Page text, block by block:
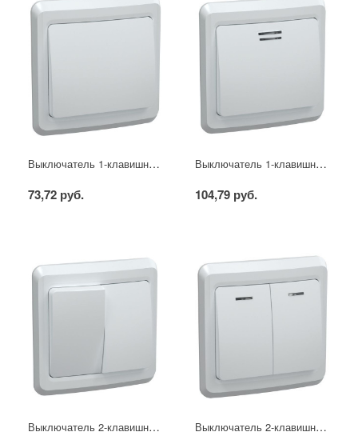
Выключатель 1-клавишный ВС10-1-0-ВБ 10А ВЕГА белый IEK
73,72 руб.
Выключатель 1-клавишный с индикацией ВС10-1-1-ВБ 10А ВЕГА белый IEK
104,79 руб.
Выключатель 2-клавишный ВС10-2-0-ВБ 10А ВЕГА белый IEK Выключатель 2-клавишный с индикацией ВС10-2-1-ВБ 10А ВЕГА белый IEK